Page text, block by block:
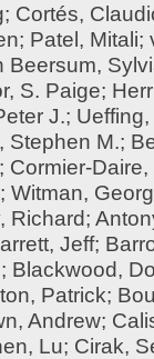
; Cortés,
; Patel, Mitali;
Beersum,
S. Paige;
J.;
Stephen M.;
; Cormier-Daire,
; Witman,
Richard;
Jeff;
; Blackwood,
Patrick;
Andrew;
Lu; Cirak,